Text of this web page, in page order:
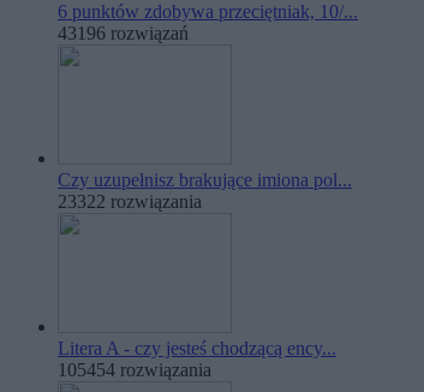
6 punktów zdobywa przeciętniak, 10/...
43196 rozwiązań
Czy uzupełnisz brakujące imiona pol...
23322 rozwiązania
Litera A - czy jesteś chodzącą ency...
105454 rozwiązania